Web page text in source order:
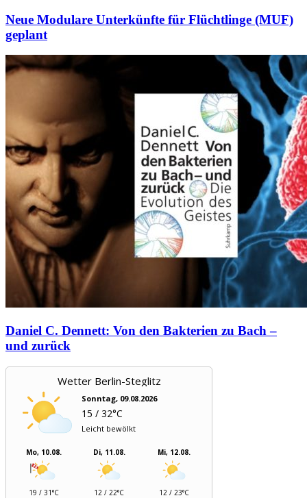
Neue Modulare Unterkünfte für Flüchtlinge (MUF)
geplant
Daniel C. Dennett: Von den Bakterien zu Bach –
und zurück
Wetter Berlin-Steglitz
Sonntag, 09.08.2026
15 / 32°C
Leicht bewölkt
Mo, 10.08.
19 / 31°C
Di, 11.08.
12 / 22°C
Mi, 12.08.
12 / 23°C